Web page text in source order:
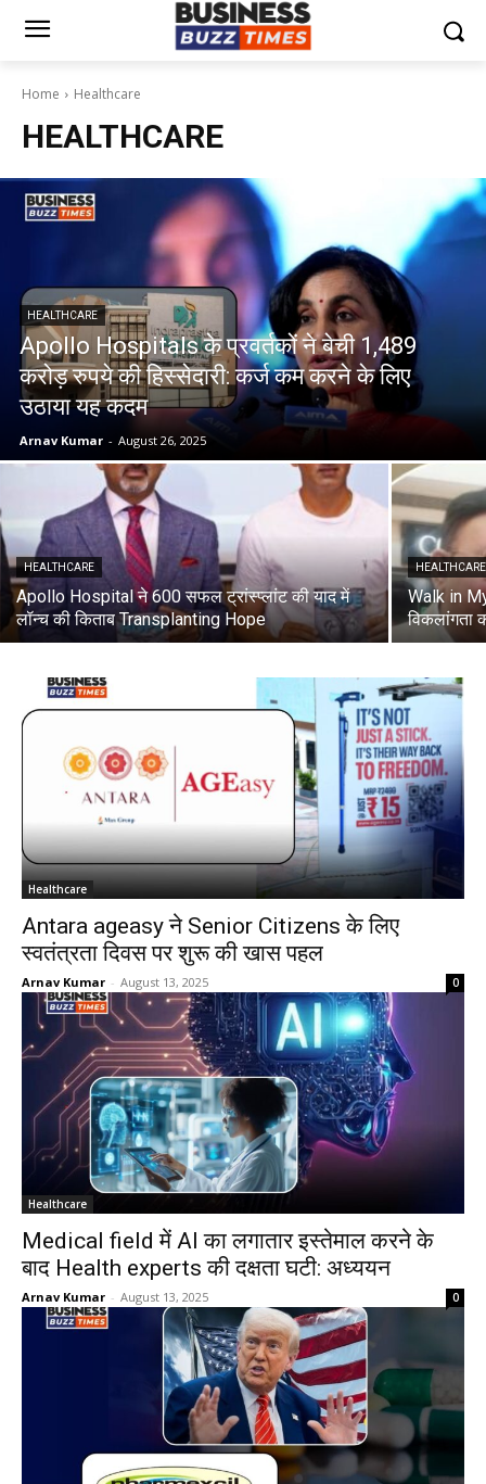
Home Healthcare
HEALTHCARE
HEALTHCARE
Apollo Hospitals के प्रवर्तकों ने बेची 1,489
करोड़ रुपये की हिस्सेदारी: कर्ज कम करने के लिए
उठाया यह कदम
Arnav Kumar - August 26, 2025
HEALTHCARE
Apollo Hospital ने 600 सफल ट्रांस्प्लांट की याद में
लॉन्च की किताब Transplanting Hope
HEALTHCARE
Walk in
विकलांगता
Healthcare
Antara ageasy ने Senior Citizens के लिए
स्वतंत्रता दिवस पर शुरू की खास पहल
Arnav Kumar - August 13, 2025 0
Healthcare
Medical field में AI का लगातार इस्तेमाल करने के
बाद Health experts की दक्षता घटी: अध्ययन
Arnav Kumar - August 13, 2025 0